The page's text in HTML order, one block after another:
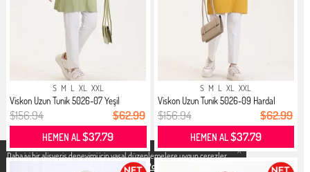
X
Daha iyi bir alisveris deneyimi icin yasal düzenlemelere uygun çerezler
Gizlilik ve Çerez Politikası
S M L XL XXL
Viskon Uzun Tunik 5026-07 Yeşil
$156.94 $62.99
HEMEN AL$37.79
S M L XL XXL
Viskon Uzun Tunik 5026-09 Hardal
$156.94 $62.99
HEMEN AL$37.79